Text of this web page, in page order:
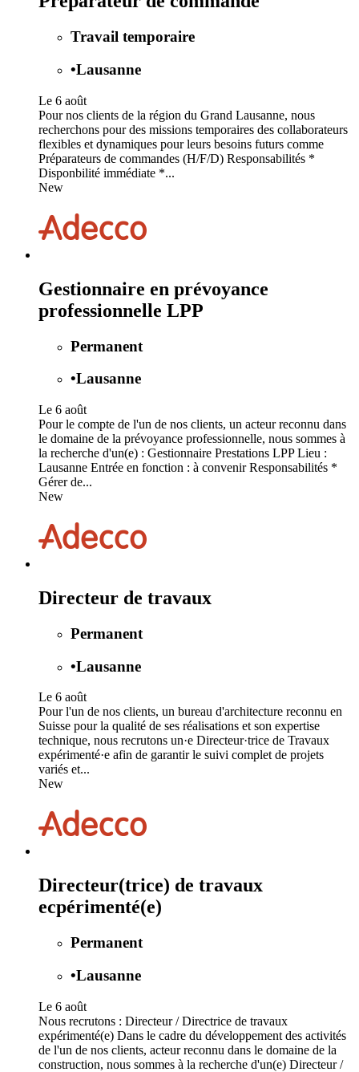
Travail temporaire
•Lausanne
Le 6 août
Pour nos clients de la région du Grand Lausanne, nous
recherchons pour des missions temporaires des collaborateurs
flexibles et dynamiques pour leurs besoins futurs comme
Préparateurs de commandes (H/F/D) Responsabilités *
Disponbilité immédiate *...
New
Gestionnaire en prévoyance
professionnelle LPP
Permanent
•Lausanne
Le 6 août
Pour le compte de l'un de nos clients, un acteur reconnu dans
le domaine de la prévoyance professionnelle, nous sommes à
la recherche d'un(e) : Gestionnaire Prestations LPP Lieu :
Lausanne Entrée en fonction : à convenir Responsabilités *
Gérer de...
New
Directeur de travaux
Permanent
•Lausanne
Le 6 août
Pour l'un de nos clients, un bureau d'architecture reconnu en
Suisse pour la qualité de ses réalisations et son expertise
technique, nous recrutons un·e Directeur·trice de Travaux
expérimenté·e afin de garantir le suivi complet de projets
variés et...
New
Directeur(trice) de travaux
ecpérimenté(e)
Permanent
•Lausanne
Le 6 août
Nous recrutons : Directeur / Directrice de travaux
expérimenté(e) Dans le cadre du développement des activités
de l'un de nos clients, acteur reconnu dans le domaine de la
construction, nous sommes à la recherche d'un(e) Directeur /